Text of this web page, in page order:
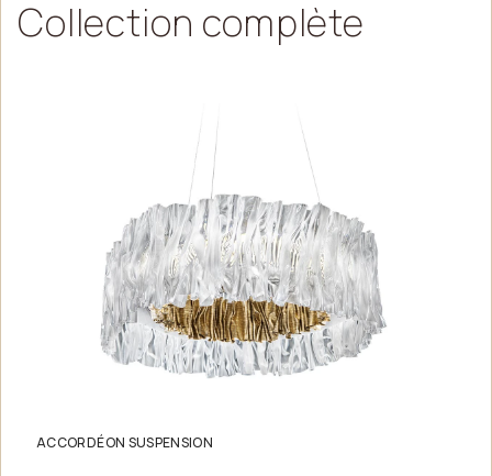
Collection complète
ACCORDÉON SUSPENSION